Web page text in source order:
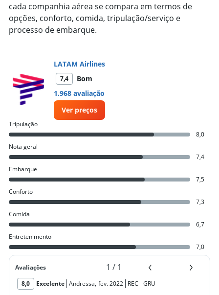
categories.
The
chart
has
values.
Range:
to
cada companhia aérea se compara em termos de
opções, conforto, comida, tripulação/serviço e
processo de embarque.
LATAM Airlines
7,4
Bom
1.968 avaliação
Ver preços
Tripulação
8,0
Nota geral
7,4
Embarque
7,5
Conforto
7,3
Comida
6,7
Entretenimento
7,0
Avaliações 1 / 1
8,0 Excelente Andressa, fev. 2022 REC -GRU